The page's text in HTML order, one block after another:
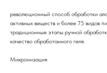
революционный способ обработки
активных веществ и более 75 видов
традиционные этапы ручной
качество обработанного геля.
Микронизация